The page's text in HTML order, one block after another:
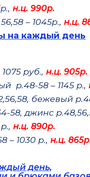
н.ц. 990р.
– 1045р., н.ц.
на каждый день
руб., н.ц. 905р.
р.48-58 – 1145 р.,
бежевый
58, джинс
н.ц. 890р.
– 1030 р., н.ц.
день,